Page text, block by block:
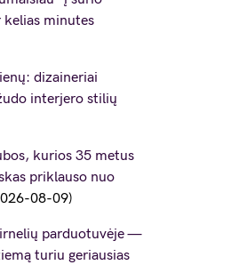
kelias minutes
dizaineriai
interjero stilių
kurios 35 metus
priklauso nuo
08-09
parduotuvėje —
turiu geriausias